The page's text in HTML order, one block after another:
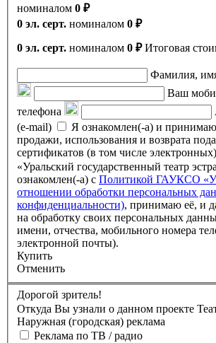
номиналом 0 ₽
0 эл. серт. номиналом 0 ₽
0 эл. серт. номиналом 0 ₽ Итоговая
Фамилия,
Ваш
телефона
(e-mail)
Я ознакомлен(-а) и
продажи, использования и возврата
сертификатов (в том числе электронных) в ГАУК СО
«Уральский государственный театр
ознакомлен(-а) с Политикой ГАУКСО
отношении обработки персональных
конфиденциальности), принимаю её, и даю своё согласие
на обработку своих персональных
имени, отчества, мобильного номера
электронной почты).
Купить
Отменить
Дорогой зритель!
Откуда Вы узнали о данном проекте
Наружная (городская) реклама
Реклама по ТВ / радио